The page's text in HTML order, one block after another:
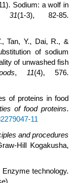
Sodium: a wolf in
31(1-3), 82-85.
Tan, Y., Dai, R., &
of sodium
of unwashed fish
, 11(4), 576.
of proteins in food
of food proteins.
11
and procedures
Hill Kogakusha,
Enzyme technology.